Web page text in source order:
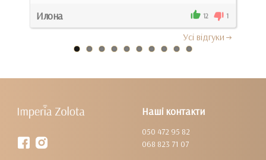
Илона 12 1
Усi вiдгуки
Наші контакти
050 472 95 82
068 823 71 07